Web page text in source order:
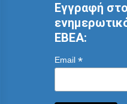
Εγγραφή
ΕΒΕΑ:
Email *